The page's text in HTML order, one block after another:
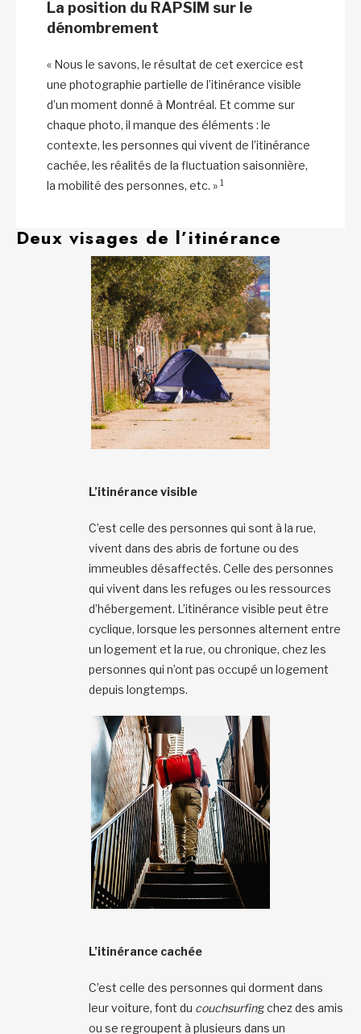
La position du RAPSIM sur le
dénombrement
« Nous le savons, le résultat de cet exercice est
une photographie partielle de l’itinérance visible
d’un moment donné à Montréal. Et comme sur
chaque photo, il manque des éléments : le
contexte, les personnes qui vivent de l’itinérance
cachée, les réalités de la fluctuation saisonnière,
la mobilité des personnes, etc. » 1
Deux visages de l’itinérance
L’itinérance visible
C’est celle des personnes qui sont à la rue,
vivent dans des abris de fortune ou des
immeubles désaffectés. Celle des personnes
qui vivent dans les refuges ou les ressources
d’hébergement. L’itinérance visible peut être
cyclique, lorsque les personnes alternent entre
un logement et la rue, ou chronique, chez les
personnes qui n’ont pas occupé un logement
depuis longtemps.
L’itinérance cachée
C’est celle des personnes qui dorment dans
leur voiture, font du couchsurfing chez des amis
ou se regroupent à plusieurs dans un